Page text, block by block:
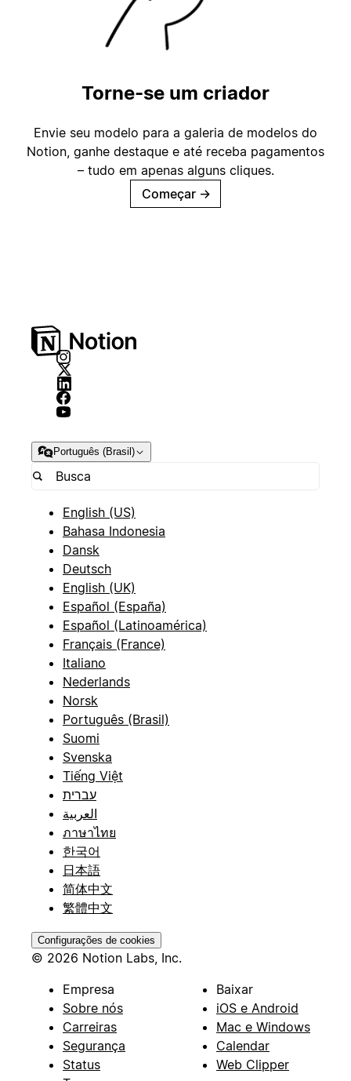
Torne-se um criador
Envie seu modelo para a galeria de modelos do
Notion, ganhe destaque e até receba pagamentos
– tudo em apenas alguns cliques.
Começar →
Português (Brasil)
English (US)
Bahasa Indonesia
Dansk
Deutsch
English (UK)
Español (España)
Español (Latinoamérica)
Français (France)
Italiano
Nederlands
Norsk
Português (Brasil)
Suomi
Svenska
Tiếng Việt
עברית
العربية
ภาษาไทย
한국어
日本語
简体中文
繁體中文
Configurações de cookies
© 2026 Notion Labs, Inc.
Empresa
Sobre nós
Carreiras
Segurança
Status
Baixar
iOS e Android
Mac e Windows
Calendar
Web Clipper